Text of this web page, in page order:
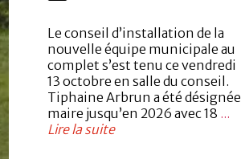
Le conseil d’installation de la
nouvelle équipe municipale au
complet s’est tenu ce vendredi
13 octobre en salle du conseil.
Tiphaine Arbrun a été désignée
maire jusqu’en 2026 avec 18 ...
Lire la suite